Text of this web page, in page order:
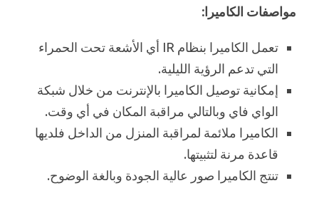
مواصفات الكاميرا:
تعمل الكاميرا بنظام IR أي الأشعة تحت الحمراء
التي تدعم الرؤية الليلية.
إمكانية توصيل الكاميرا بالإنترنت من خلال شبكة
الواي فاي وبالتالي مراقبة المكان في أي وقت.
الكاميرا ملائمة لمراقبة المنزل من الداخل فلديها
قاعدة مرنة لتثبيتها.
تنتج الكاميرا صور عالية الجودة وبالغة الوضوح.